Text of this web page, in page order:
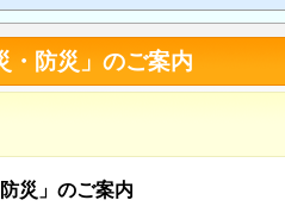
・防災」のご案内
災」のご案内